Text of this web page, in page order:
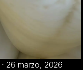
· 26 marzo, 2026